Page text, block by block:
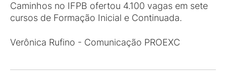
Caminhos no IFPB ofertou 4.100 vagas em sete
cursos de Formação Inicial e Continuada.
Verônica Rufino - Comunicação PROEXC